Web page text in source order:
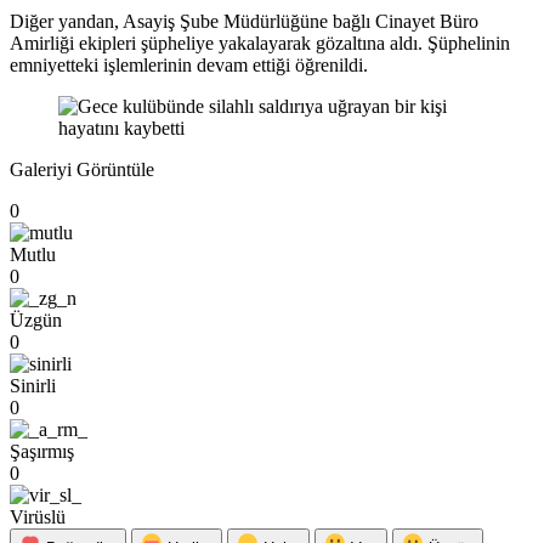
Diğer yandan, Asayiş Şube Müdürlüğüne bağlı Cinayet Büro
Amirliği ekipleri şüpheliye yakalayarak gözaltına aldı. Şüphelinin
emniyetteki işlemlerinin devam ettiği öğrenildi.
Galeriyi Görüntüle
0
Mutlu
0
Üzgün
0
Sinirli
0
Şaşırmış
0
Virüslü